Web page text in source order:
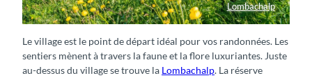
Lombachalp
Blumenwiese Lombachalp
Le village est le point de départ idéal pour vos randonnées. Les
sentiers mènent à travers la faune et la flore luxuriantes. Juste
au-dessus du village se trouve la Lombachalp. La réserve